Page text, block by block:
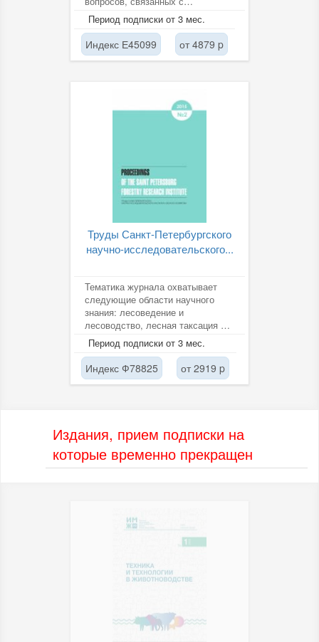
рыбохозяйственными
исследованиями,
промысловыми...
Период подписки от 3 мес.
Индекс Е45099 от 4879 p
Труды Санкт-Петербургского
научно-исследовательского...
Тематика журнала охватывает
следующие области научного
знания: лесоведение и
лесоводство, лесная таксация и
лесоустройство, лесные
культуры,...
Период подписки от 3 мес.
Индекс Ф78825 от 2919 p
Издания, прием подписки на
которые временно прекращен